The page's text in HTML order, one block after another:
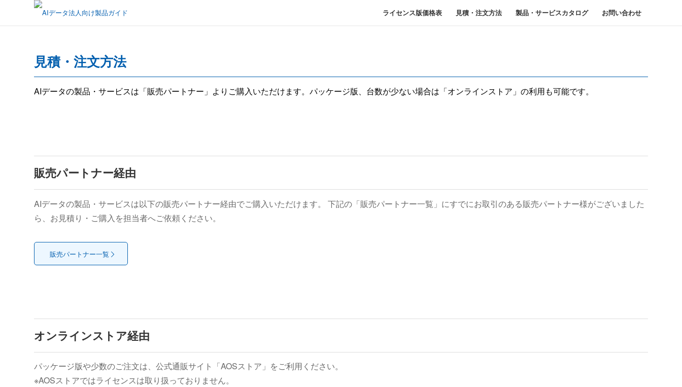
ライセンス版価格表 見積・注文方法 製品・サービスカタログ お問い合わせ
見積・注文方法
AIデータの製品・サービスは「販売パートナー」よりご購入いただけます。パッケージ版、台数が少ない場合は「オンラインストア」の利用も可能です。
販売パートナー経由
AIデータの製品・サービスは以下の販売パートナー経由でご購入いただけます。 下記の「販売パートナー一覧」にすでにお取引のある販売パートナー様がございました
ら、お見積り・ご購入を担当者へご依頼ください。
販売パートナー一覧
オンラインストア経由
パッケージ版や少数のご注文は、公式通販サイト「AOSストア」をご利用ください。
※AOSストアではライセンスは取り扱っておりません。